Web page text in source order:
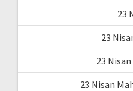
23
23
23
23 Nisan